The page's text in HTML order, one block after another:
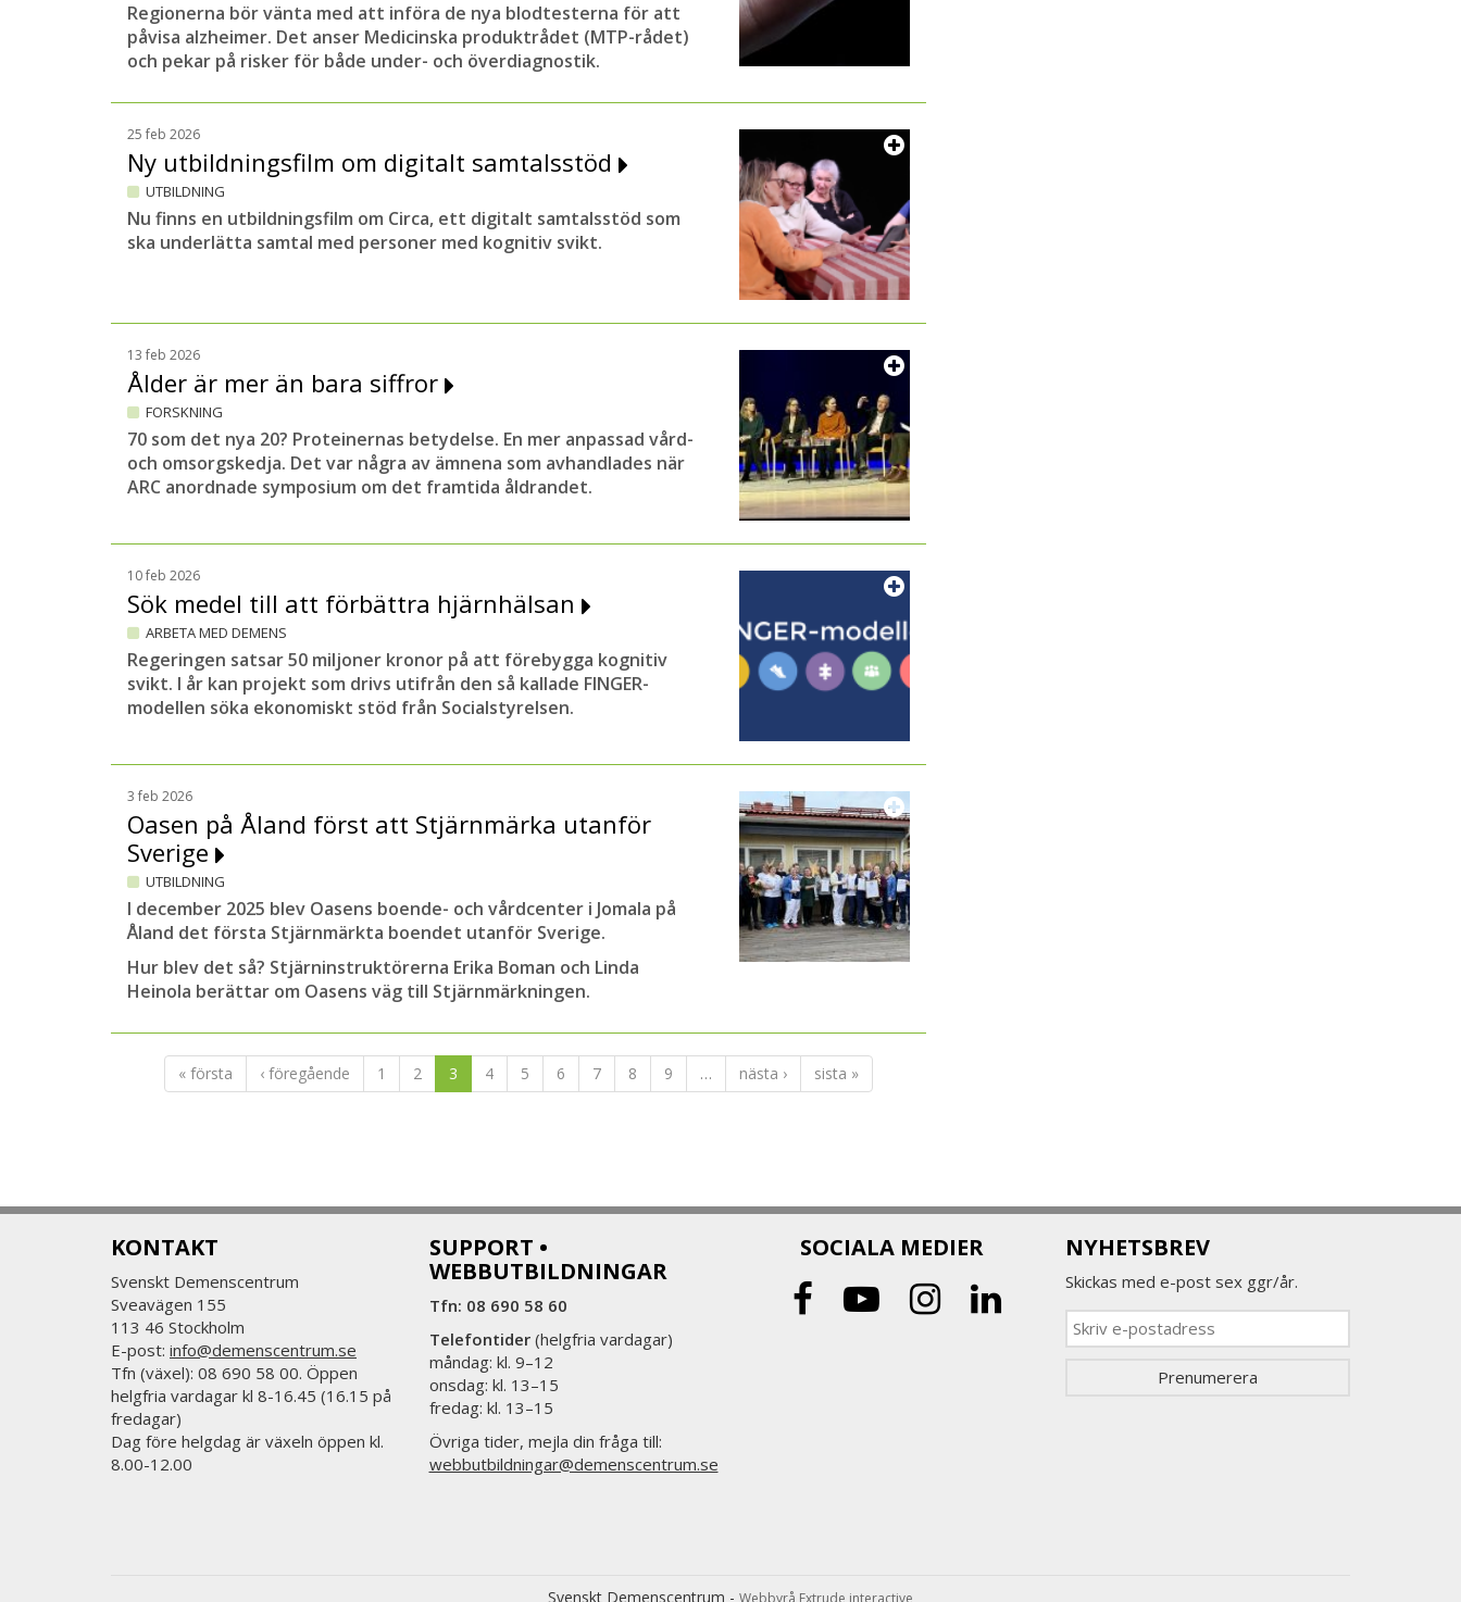
Regionerna bör vänta med att införa de nya blodtesterna för att
påvisa alzheimer. Det anser Medicinska produktrådet (MTP-rådet)
och pekar på risker för både under- och överdiagnostik.
25 feb 2026
Ny utbildningsfilm om digitalt samtalsstöd
UTBILDNING
Nu finns en utbildningsfilm om Circa, ett digitalt samtalsstöd som
ska underlätta samtal med personer med kognitiv svikt.
13 feb 2026
Ålder är mer än bara siffror
FORSKNING
70 som det nya 20? Proteinernas betydelse. En mer anpassad vård-
och omsorgskedja. Det var några av ämnena som avhandlades när
ARC anordnade symposium om det framtida åldrandet.
10 feb 2026
Sök medel till att förbättra hjärnhälsan
ARBETA MED DEMENS
Regeringen satsar 50 miljoner kronor på att förebygga kognitiv
svikt. I år kan projekt som drivs utifrån den så kallade FINGER-
modellen söka ekonomiskt stöd från Socialstyrelsen.
3 feb 2026
Oasen på Åland först att Stjärnmärka utanför
Sverige
UTBILDNING
I december 2025 blev Oasens boende- och vårdcenter i Jomala på
Åland det första Stjärnmärkta boendet utanför Sverige.
Hur blev det så? Stjärninstruktörerna Erika Boman och Linda
Heinola berättar om Oasens väg till Stjärnmärkningen.
« första ‹ föregående 1 2 3 4 5 6 7 8 9 … nästa › sista »
KONTAKT
Svenskt Demenscentrum
Sveavägen 155
113 46 Stockholm
E-post: info@demenscentrum.se
Tfn (växel): 08 690 58 00. Öppen
helgfria vardagar kl 8-16.45 (16.15 på
fredagar)
Dag före helgdag är växeln öppen kl.
8.00-12.00
SUPPORT •
WEBBUTBILDNINGAR
Tfn: 08 690 58 60
Telefontider(helgfria vardagar)
måndag: kl. 9–12
onsdag: kl. 13–15
fredag: kl. 13–15
Övriga tider, mejla din fråga till:
webbutbildningar@demenscentrum.se
SOCIALA MEDIER NYHETSBREV
Skickas med e-post sex ggr/år.
Svenskt Demenscentrum - Webbyrå Extrude interactive